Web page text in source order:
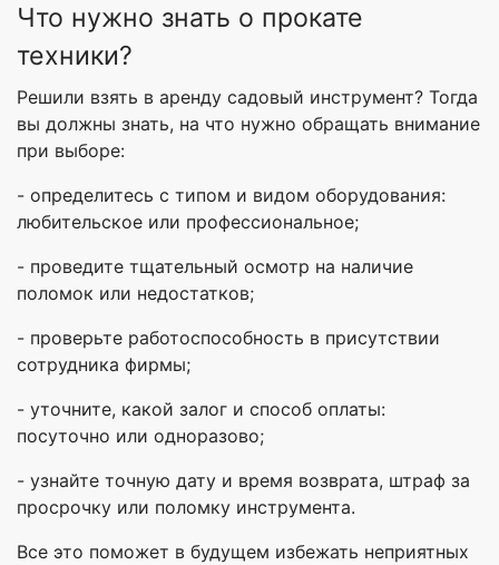
Что нужно знать о прокате
техники?
Решили взять в аренду садовый инструмент? Тогда
вы должны знать, на что нужно обращать внимание
при выборе:
- определитесь с типом и видом оборудования:
любительское или профессиональное;
- проведите тщательный осмотр на наличие
поломок или недостатков;
- проверьте работоспособность в присутствии
сотрудника фирмы;
- уточните, какой залог и способ оплаты:
посуточно или одноразово;
- узнайте точную дату и время возврата, штраф за
просрочку или поломку инструмента.
Все это поможет в будущем избежать неприятных